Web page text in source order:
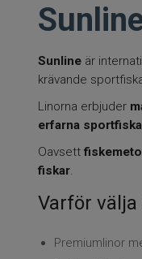
Sunlineär
krävande
Linorna erbjuder
erfarna
Oavsett
fiskar.
Varför välja
Premiumlinor